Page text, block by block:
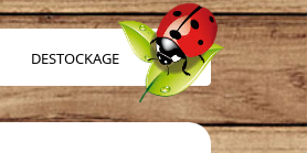
DESTOCKAGE